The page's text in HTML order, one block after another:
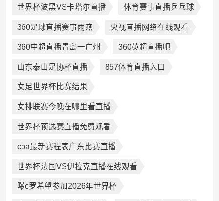
世界杯波黑VS卡塔尔直播 体育赛事直播乒乓球
360足球直播赛事雨燕 央视直播网络在线观看
360中超直播青岛一广州 360英超直播吧
山东泰山足协杯直播 857体育直播入口
女足世界杯比赛结果
女排联赛今晚在哪里看直播
世界杯预选赛直播免费观看
cba最新赛程表广东比赛直播
世界杯法国VS伊拉克直播在线观看
曝c罗希望参加2026年世界杯